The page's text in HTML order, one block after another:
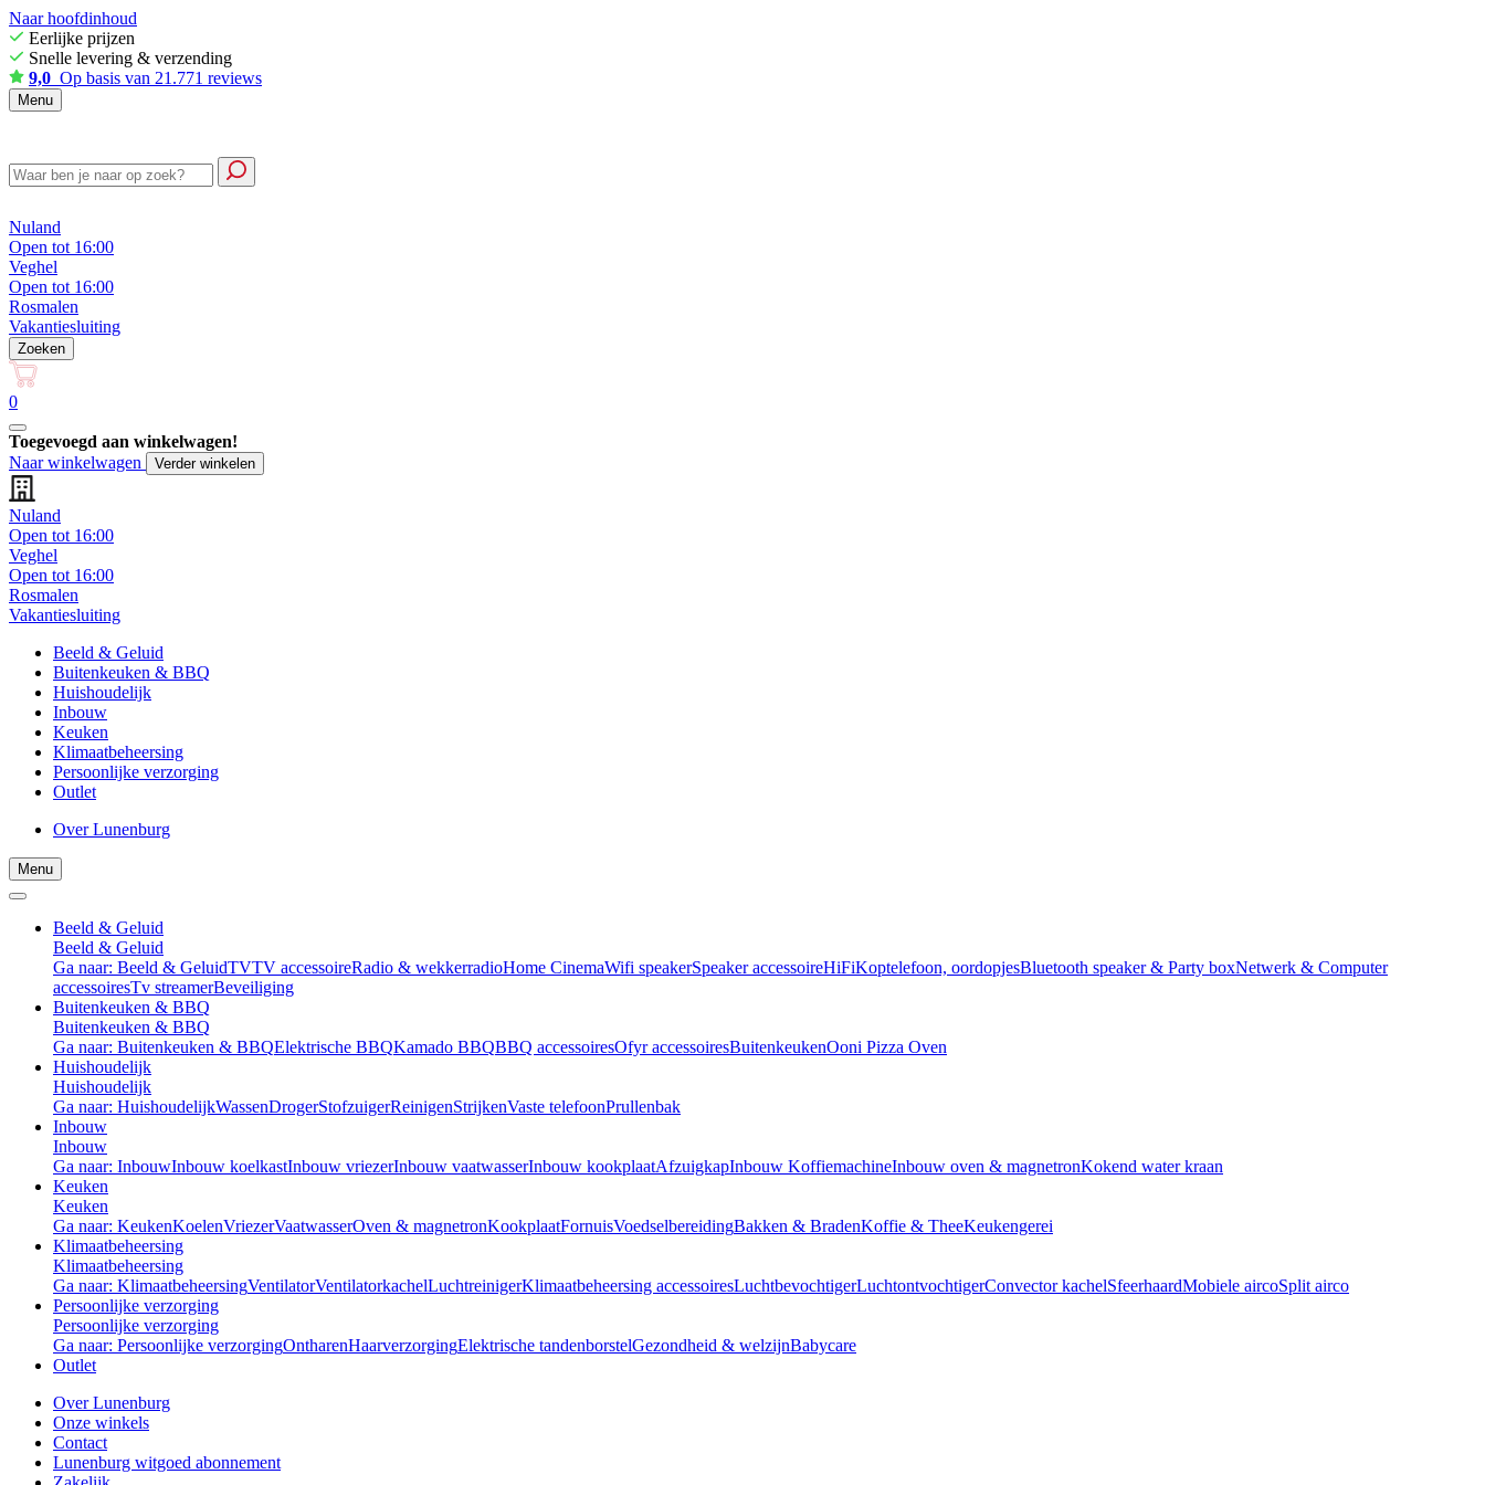
Naar hoofdinhoud
Eerlijke prijzen
Snelle levering & verzending
9,0 Op basis van 21.771 reviews
Menu
Nuland
Open tot 16:00
Veghel
Open tot 16:00
Rosmalen
Vakantiesluiting
Zoeken
0
Toegevoegd aan winkelwagen!
Naar winkelwagen
Verder winkelen
Nuland
Open tot 16:00
Veghel
Open tot 16:00
Rosmalen
Vakantiesluiting
Beeld & Geluid
Buitenkeuken & BBQ
Huishoudelijk
Inbouw
Keuken
Klimaatbeheersing
Persoonlijke verzorging
Outlet
Over Lunenburg
Menu
Beeld & Geluid
Beeld & Geluid
Ga naar: Beeld & GeluidTVTV accessoireRadio & wekkerradioHome CinemaWifi speakerSpeaker accessoireHiFiKoptelefoon, oordopjesBluetooth speaker & Party boxNetwerk & Computer
accessoiresTv streamerBeveiliging
Buitenkeuken & BBQ
Buitenkeuken & BBQ
Ga naar: Buitenkeuken & BBQElektrische BBQKamado BBQBBQ accessoiresOfyr accessoiresBuitenkeukenOoni Pizza Oven
Huishoudelijk
Huishoudelijk
Ga naar: HuishoudelijkWassenDrogerStofzuigerReinigenStrijkenVaste telefoonPrullenbak
Inbouw
Inbouw
Ga naar: InbouwInbouw koelkastInbouw vriezerInbouw vaatwasserInbouw kookplaatAfzuigkapInbouw KoffiemachineInbouw oven & magnetronKokend water kraan
Keuken
Keuken
Ga naar: KeukenKoelenVriezerVaatwasserOven & magnetronKookplaatFornuisVoedselbereidingBakken & BradenKoffie & TheeKeukengerei
Klimaatbeheersing
Klimaatbeheersing
Ga naar: KlimaatbeheersingVentilatorVentilatorkachelLuchtreinigerKlimaatbeheersing accessoiresLuchtbevochtigerLuchtontvochtigerConvector kachelSfeerhaardMobiele aircoSplit airco
Persoonlijke verzorging
Persoonlijke verzorging
Ga naar: Persoonlijke verzorgingOntharenHaarverzorgingElektrische tandenborstelGezondheid & welzijnBabycare
Outlet
Over Lunenburg
Onze winkels
Contact
Lunenburg witgoed abonnement